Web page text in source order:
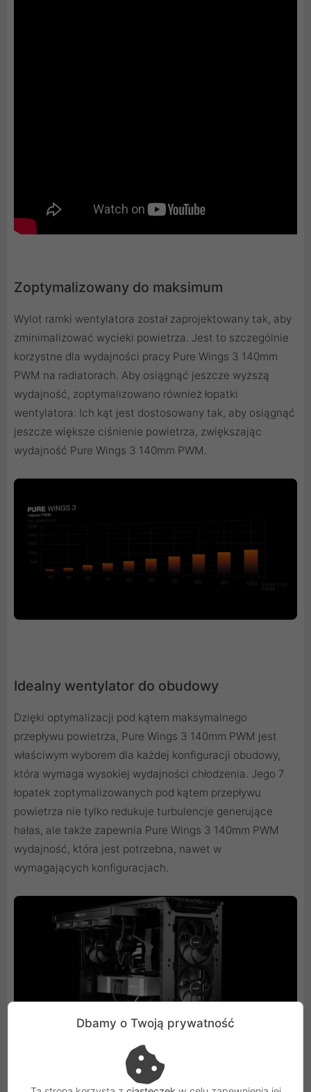
Zoptymalizowany do maksimum
Wylot ramki wentylatora został zaprojektowany tak, aby
zminimalizować wycieki powietrza. Jest to szczególnie
korzystne dla wydajności pracy Pure Wings 3 140mm
PWM na radiatorach. Aby osiągnąć jeszcze wyższą
wydajność, zoptymalizowano również łopatki
wentylatora: Ich kąt jest dostosowany tak, aby osiągnąć
jeszcze większe ciśnienie powietrza, zwiększając
wydajność Pure Wings 3 140mm PWM.
Idealny wentylator do obudowy
Dzięki optymalizacji pod kątem maksymalnego
przepływu powietrza, Pure Wings 3 140mm PWM jest
właściwym wyborem dla każdej konfiguracji obudowy,
która wymaga wysokiej wydajności chłodzenia. Jego 7
łopatek zoptymalizowanych pod kątem przepływu
powietrza nie tylko redukuje turbulencje generujące
hałas, ale także zapewnia Pure Wings 3 140mm PWM
wydajność, która jest potrzebna, nawet w
wymagających konfiguracjach.
Dbamy o Twoją prywatność